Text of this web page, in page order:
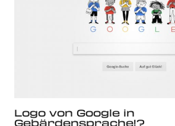
Logo von Google in
Gebärdensprache!?